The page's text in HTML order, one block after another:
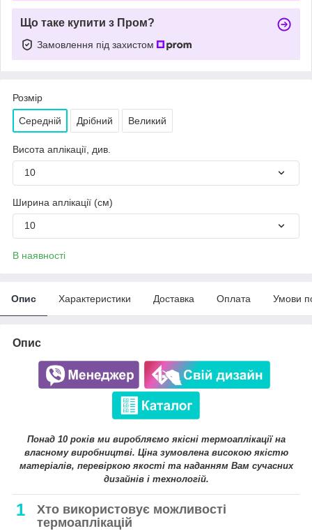
Що таке купити з Пром?
Замовлення під захистом
Розмір
Середній Дрібний Великий
Висота аплікації, див.
10
Ширина аплікації (см)
10
В наявності
Опис Характеристики Доставка Оплата Умови
Опис
Понад 10 років ми виробляємо якісні термоаплікації на
власному виробництві. Ціна зумовлена високою якістю
матеріалів, перевіркою якості та наданням Вам сучасних
дизайнів і технологій.
1
Хто використовує можливості
термоаплікацій